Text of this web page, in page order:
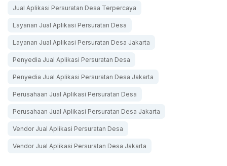
Jual Aplikasi Persuratan Desa Terpercaya
Layanan Jual Aplikasi Persuratan Desa
Layanan Jual Aplikasi Persuratan Desa Jakarta
Penyedia Jual Aplikasi Persuratan Desa
Penyedia Jual Aplikasi Persuratan Desa Jakarta
Perusahaan Jual Aplikasi Persuratan Desa
Perusahaan Jual Aplikasi Persuratan Desa Jakarta
Vendor Jual Aplikasi Persuratan Desa
Vendor Jual Aplikasi Persuratan Desa Jakarta